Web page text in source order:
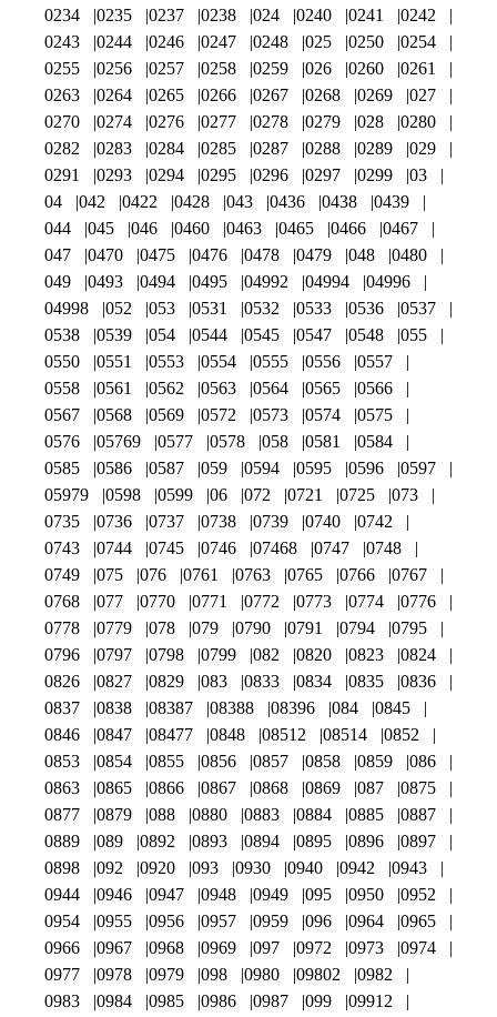
0234 0235 0237 0238 024 0240 0241
0242
0243
0244 0246 0247 0248 025 0250
0254
0255
0256 0257 0258 0259 026 0260
0261
0263
0264 0265 0266 0267 0268 0269
027
0270
0274 0276 0277 0278 0279 028
0280
0282
0283 0284 0285 0287 0288 0289
029
0291
0293 0294 0295 0296 0297 0299
03
04
042 0422 0428 043 0436 0438
0439
044
045 046 0460 0463 0465 0466
0467
047
0470 0475 0476 0478 0479 048
0480
049
0493 0494 0495 04992 04994
04996
04998
052 053 0531 0532 0533 0536
0537
0538
0539 054 0544 0545 0547 0548
055
0550
0551 0553 0554 0555 0556
0557
0558
0561 0562 0563 0564 0565
0566
0567
0568 0569 0572 0573 0574
0575
0576
05769 0577 0578 058 0581
0584
0585
0586 0587 059 0594 0595 0596
0597
05979
0598 0599 06 072 0721 0725
073
0735
0736 0737 0738 0739 0740
0742
0743
0744 0745 0746 07468 0747
0748
0749
075 076 0761 0763 0765 0766
0767
0768
077 0770 0771 0772 0773 0774
0776
0778
0779 078 079 0790 0791 0794
0795
0796
0797 0798 0799 082 0820 0823
0824
0826
0827 0829 083 0833 0834 0835
0836
0837
0838 08387 08388 08396 084
0845
0846
0847 08477 0848 08512 08514
0852
0853
0854 0855 0856 0857 0858 0859
086
0863
0865 0866 0867 0868 0869 087
0875
0877
0879 088 0880 0883 0884 0885
0887
0889
089 0892 0893 0894 0895 0896
0897
0898
092 0920 093 0930 0940 0942
0943
0944
0946 0947 0948 0949 095 0950
0952
0954
0955 0956 0957 0959 096 0964
0965
0966
0967 0968 0969 097 0972 0973
0974
0977
0978 0979 098 0980 09802
0982
0983
0984 0985 0986 0987 099
09912